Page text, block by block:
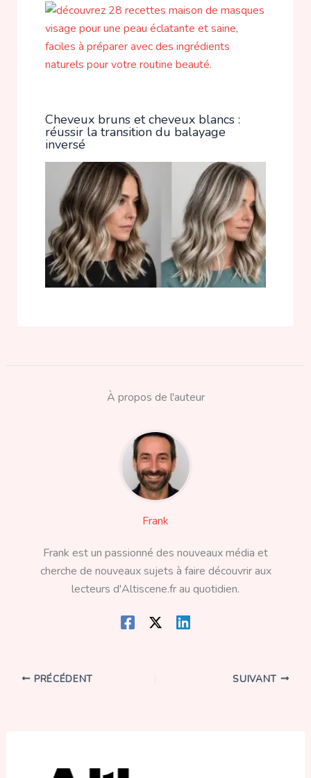
Cheveux bruns et cheveux blancs :
réussir la transition du balayage
inversé
À propos de l'auteur
Frank
Frank est un passionné des nouveaux média et
cherche de nouveaux sujets à faire découvrir aux
lecteurs d'Altiscene.fr au quotidien.
PRÉCÉDENT SUIVANT